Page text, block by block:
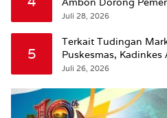
Leitimur Selatan
Juli 28, 2026
5
Terkait Tudingan
Puskesmas,
Juli 26, 2026